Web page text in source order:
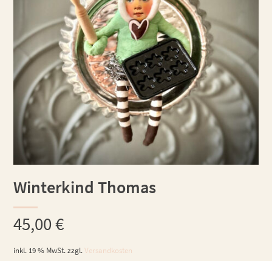
Winterkind Thomas
45,00€
inkl. 19 % MwSt. zzgl.Versandkosten